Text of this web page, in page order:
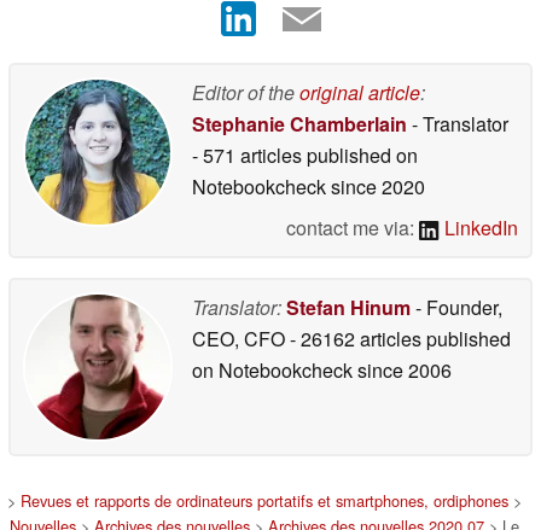
Editor of theoriginal article:
Stephanie Chamberlain - Translator
- 571 articles published on
Notebookchecksince 2020
contact me via:
LinkedIn
Translator:Stefan Hinum- Founder,
CEO, CFO- 26162 articles published
on Notebookchecksince 2006
> Revues et rapports de ordinateurs portatifs et smartphones, ordiphones >